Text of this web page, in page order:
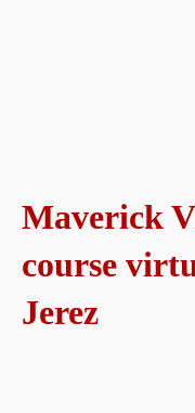
Maverick
course
Jerez